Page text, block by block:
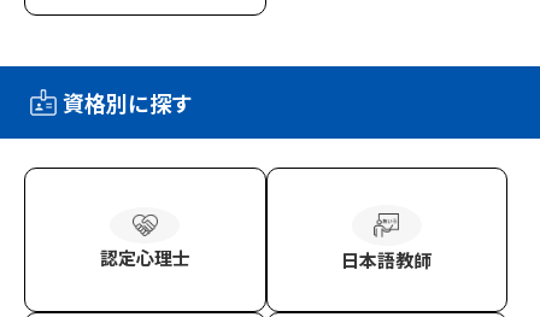
資格別に探す
認定心理士 日本語教師